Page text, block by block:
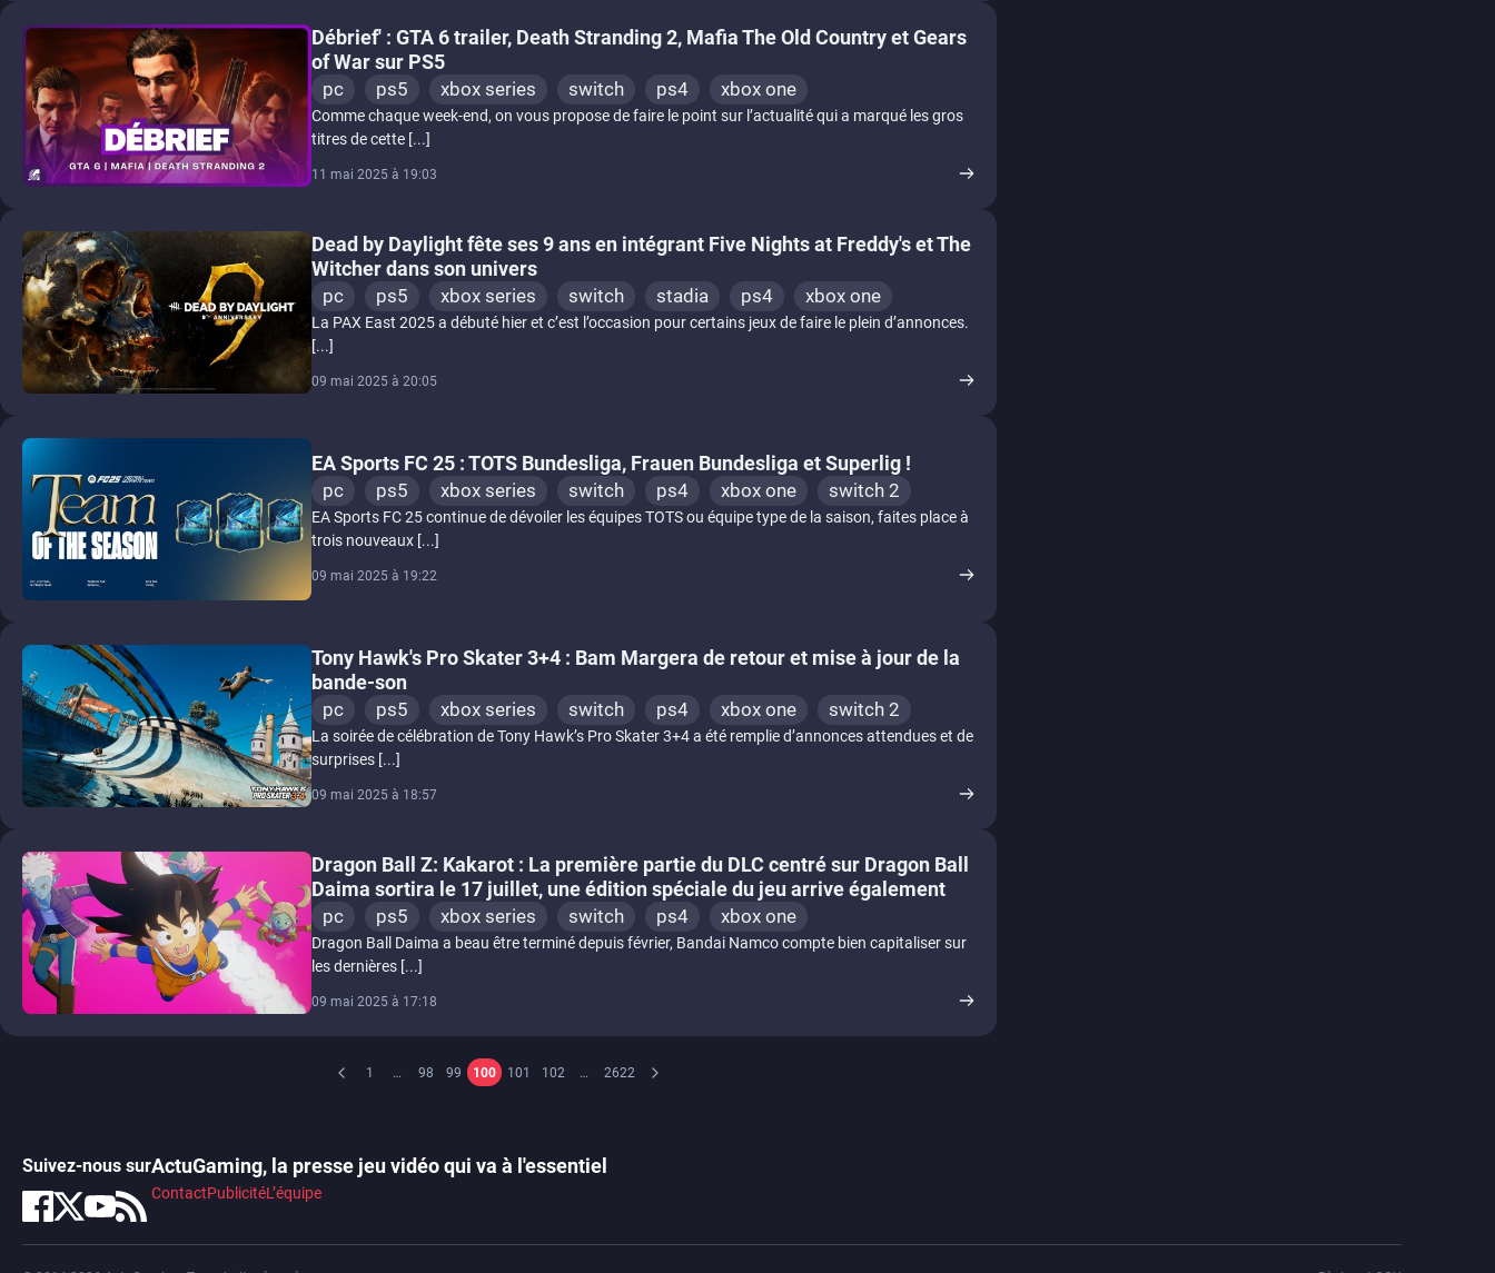
Débrief' : GTA 6 trailer, Death Stranding 2, Mafia The Old Country et Gears
of War sur PS5
pc ps5 xbox series switch ps4 xbox one
Comme chaque week-end, on vous propose de faire le point sur l’actualité qui a marqué les gros
titres de cette [...]
11 mai 2025 à 19:03
Dead by Daylight fête ses 9 ans en intégrant Five Nights at Freddy's et The
Witcher dans son univers
pc ps5 xbox series switch stadia ps4 xbox one
La PAX East 2025 a débuté hier et c’est l’occasion pour certains jeux de faire le plein d’annonces.
[...]
09 mai 2025 à 20:05
EA Sports FC 25 : TOTS Bundesliga, Frauen Bundesliga et Superlig !
pc ps5 xbox series switch ps4 xbox one switch 2
EA Sports FC 25 continue de dévoiler les équipes TOTS ou équipe type de la saison, faites place à
trois nouveaux [...]
09 mai 2025 à 19:22
Tony Hawk's Pro Skater 3+4 : Bam Margera de retour et mise à jour de la
bande-son
pc ps5 xbox series switch ps4 xbox one switch 2
La soirée de célébration de Tony Hawk’s Pro Skater 3+4 a été remplie d’annonces attendues et de
surprises [...]
09 mai 2025 à 18:57
Dragon Ball Z: Kakarot : La première partie du DLC centré sur Dragon Ball
Daima sortira le 17 juillet, une édition spéciale du jeu arrive également
pc ps5 xbox series switch ps4 xbox one
Dragon Ball Daima a beau être terminé depuis février, Bandai Namco compte bien capitaliser sur
les dernières [...]
09 mai 2025 à 17:18
1 … 98 99 100 101 102 … 2622
Suivez-nous surActuGaming, la presse jeu vidéo qui va à l'essentiel
ContactPublicitéL’équipe